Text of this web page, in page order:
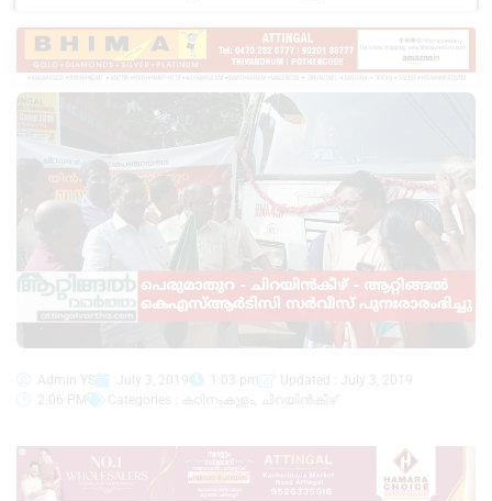
Admin YS July 3, 2019 1:03 pm
Updated : July 3, 2019
2:06 PM
Categories : കഠിനംകുളം ചിറയിൻകീഴ്